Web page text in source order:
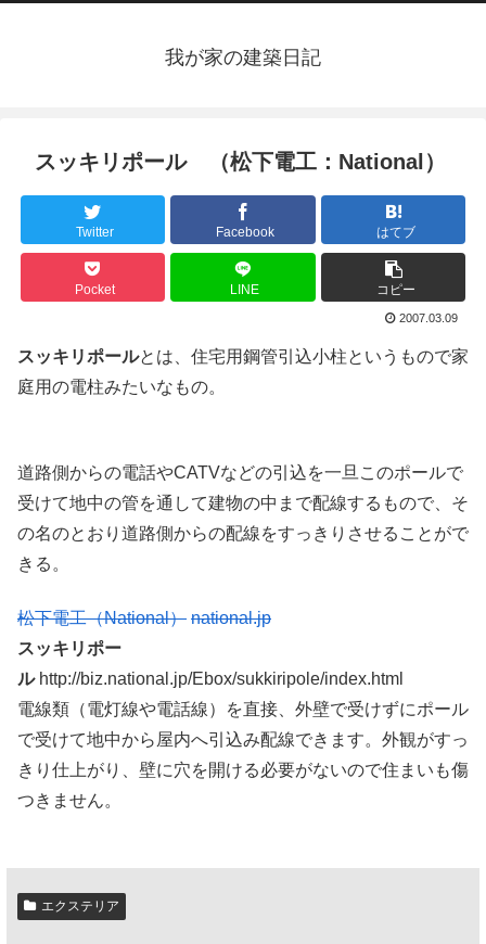
我が家の建築日記
スッキリポール （松下電工：National）
Twitter Facebook はてブ
Pocket LINE コピー
2007.03.09
スッキリポールとは、住宅用鋼管引込小柱というもので家
庭用の電柱みたいなもの。
道路側からの電話やCATVなどの引込を一旦このポールで
受けて地中の管を通して建物の中まで配線するもので、そ
の名のとおり道路側からの配線をすっきりさせることがで
きる。
松下電工（National） national.jp
スッキリポー
ルhttp://biz.national.jp/Ebox/sukkiripole/index.html
電線類（電灯線や電話線）を直接、外壁で受けずにポール
で受けて地中から屋内へ引込み配線できます。外観がすっ
きり仕上がり、壁に穴を開ける必要がないので住まいも傷
つきません。
エクステリア